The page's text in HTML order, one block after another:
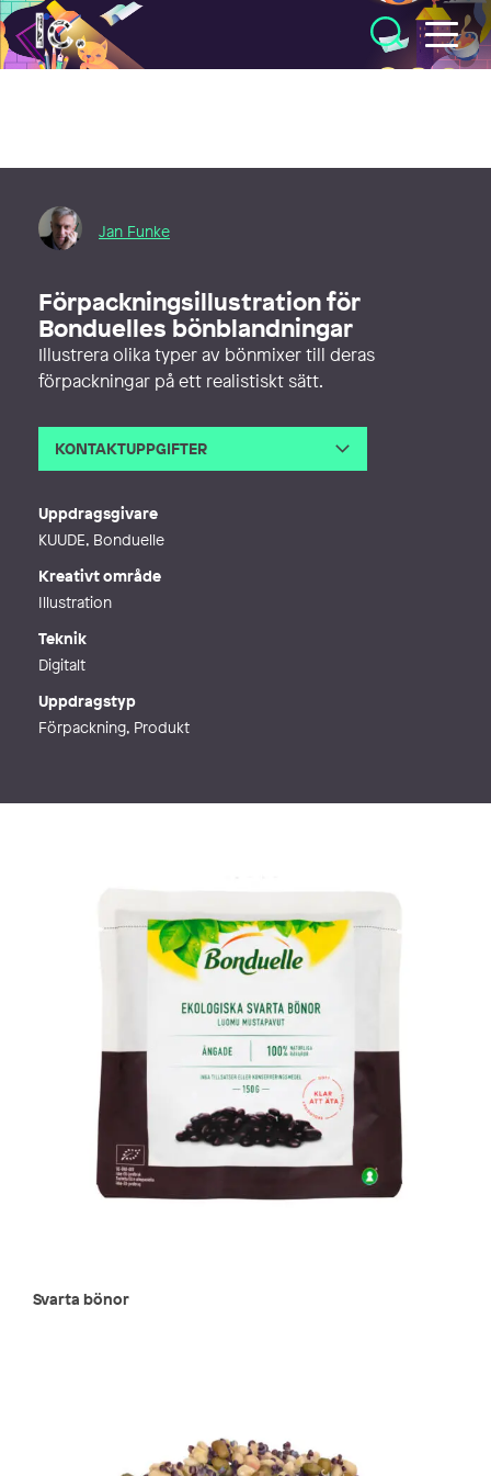
Illustratörcentrum
Jan Funke
Förpackningsillustration för
Bonduelles bönblandningar
Illustrera olika typer av bönmixer till deras
förpackningar på ett realistiskt sätt.
KONTAKTUPPGIFTER
Uppdragsgivare
KUUDE, Bonduelle
Kreativt område
Illustration
Teknik
Digitalt
Uppdragstyp
Förpackning, Produkt
Svarta bönor